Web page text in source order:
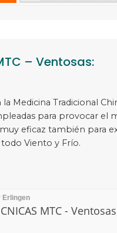
– Ventosas:
la Medicina Tradicional
para provocar el
muy eficaz también para
Viento y Frío.